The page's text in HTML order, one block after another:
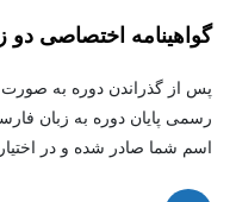
گواهینامه اختصاصی دو
پس از گذراندن دوره به صورت
رسمی پایان دوره به زبان
اسم شما صادر شده و در